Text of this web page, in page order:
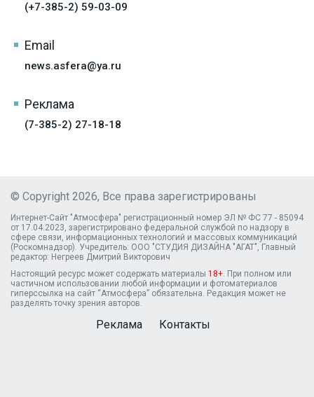
(+7-385-2) 59-03-09
Email
news.asfera@ya.ru
Реклама
(7-385-2) 27-18-18
© Copyright 2026, Все права зарегистрированы
Интернет-Сайт "Атмосфера" регистрационный номер ЭЛ № ФС 77 - 85094
от 17.04.2023, зарегистрировано федеральной службой по надзору в
сфере связи, информационных технологий и массовых коммуникаций
(Роскомнадзор). Учредитель: ООО "СТУДИЯ ДИЗАЙНА "АГАТ", Главный
редактор: Негреев Дмитрий Викторович
Настоящий ресурс может содержать материалы 18+ . При полном или
частичном использовании любой информации и фотоматериалов
гиперссылка на сайт “Атмосфера” обязательна. Редакция может не
разделять точку зрения авторов.
Реклама Контакты